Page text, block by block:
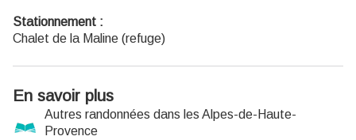
Stationnement :
Chalet de la Maline (refuge)
En savoir plus
Autres randonnées dans les Alpes-de-Haute-
Provence